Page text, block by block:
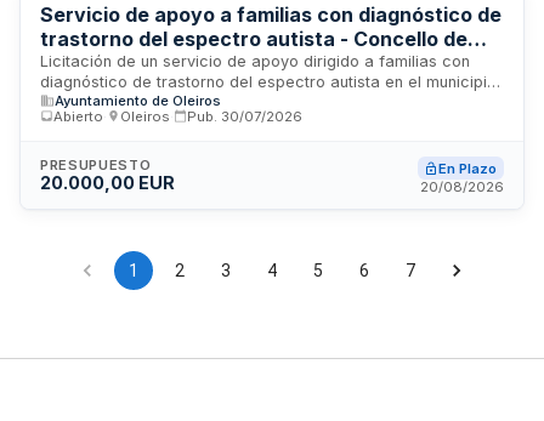
Servicio de apoyo a familias con diagnóstico de
trastorno del espectro autista - Concello de
Oleiros
Licitación de un servicio de apoyo dirigido a familias con
diagnóstico de trastorno del espectro autista en el municipio
de Oleiros. El contrato incluye la prestación de charlas
informativas, sesiones grupales de apoyo y asesoramiento
Oleiros, que financia íntegramente la actividad. El servicio se
desarrollará en las instalaciones municipales con una
Ayuntamiento de Oleiros
Abierto
Oleiros Pub. 30/07/2026
PRESUPUESTO
20.000,00 EUR
En Plazo
20/08/2026
1 2 3 4 5 6 7